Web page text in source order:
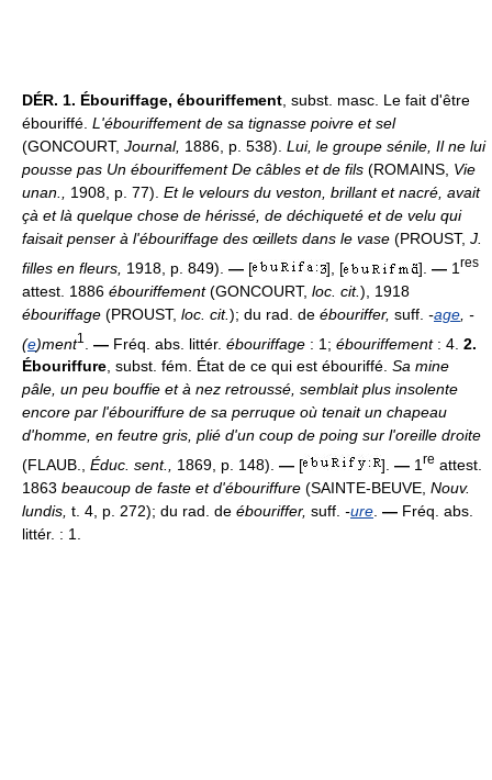
DÉR. 1. Ébouriffage, ébouriffement , subst. masc. Le fait d'être
ébouriffé. L'ébouriffement de sa tignasse poivre et sel
(GONCOURT, Journal, 1886, p. 538). Lui, le groupe sénile, Il ne lui
pousse pas Un ébouriffement De câbles et de fils (ROMAINS, Vie
unan., 1908, p. 77). Et le velours du veston, brillant et nacré, avait
çà et là quelque chose de hérissé, de déchiqueté et de velu qui
faisait penser à l'ébouriffage des œillets dans le vase (PROUST, J.
filles en fleurs, 1918, p. 849). — [ ], [ ]. — 1 res
attest. 1886 ébouriffement(GONCOURT, loc. cit.), 1918
ébouriffage (PROUST, loc. cit.); du rad. de ébouriffer, suff. -age , -
(e)ment1 — Fréq. abs. littér. ébouriffage : 1; ébouriffement: 4. 2.
Ébouriffure, subst. fém. État de ce qui est ébouriffé. Sa mine
pâle, un peu bouffie et à nez retroussé, semblait plus insolente
encore par l'ébouriffure de sa perruque où tenait un chapeau
d'homme, en feutre gris, plié d'un coup de poing sur l'oreille droite
(FLAUB., Éduc. sent., 1869, p. 148). — [ ]. — 1 re attest.
1863 beaucoup de faste et d'ébouriffure (SAINTE-BEUVE, Nouv.
lundis, t. 4, p. 272); du rad. de ébouriffer, suff. -ure — Fréq. abs.
littér. : 1.